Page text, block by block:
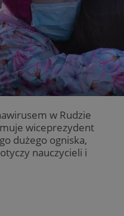
w Rudzie
wiceprezydent
dużego ogniska,
nauczycieli i